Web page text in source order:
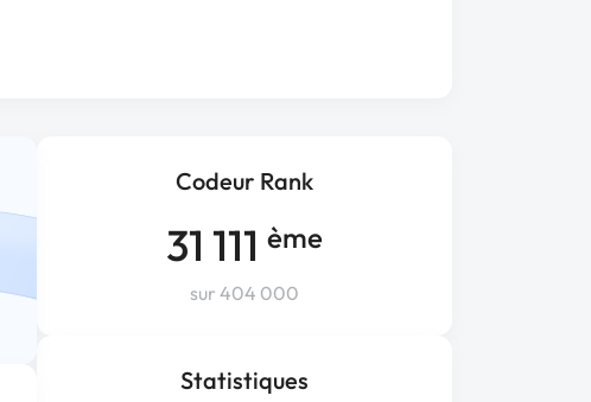
Codeur Rank
31 111 ème
sur 404 000
Statistiques